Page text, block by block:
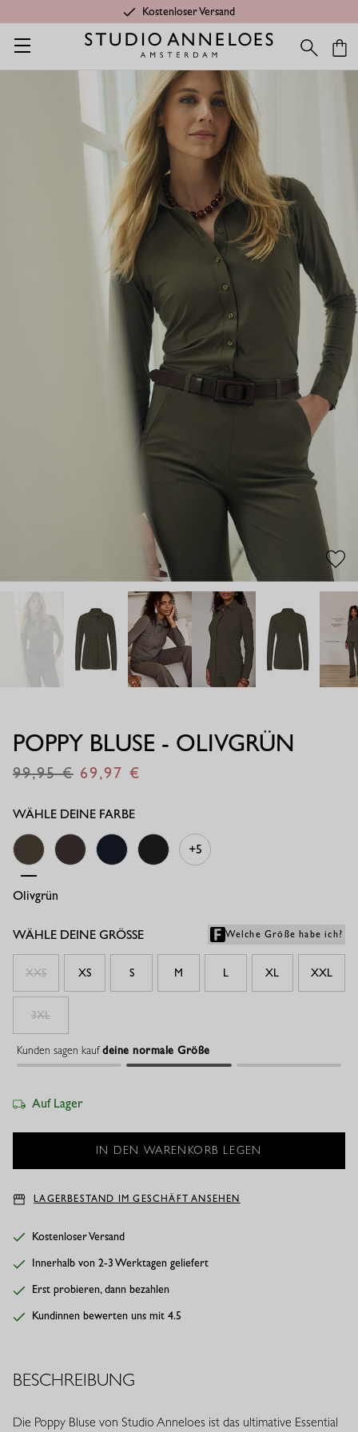
Kostenloser Versand
Startseite Kleidung aus Travelstoff Poppy Bluse - Olivgrün
POPPY BLUSE - OLIVGRÜN
99,95 69,97
WÄHLE DEINE FARBE
OlivgrünEspresso
+5
WÄHLE DEINE GRÖSSE Welche Größe habe ich?
XXS XS S M L XL XXL
3XL
Kunden sagen kaufdeine normale Größe
Auf Lager
LAGERBESTAND IM GESCHÄFT ANSEHEN
Kostenloser Versand
Innerhalb von 2-3 Werktagen geliefert
Erst probieren, dann bezahlen
Kundinnen bewerten uns mit 4.5
BESCHREIBUNG
Die Poppy Bluse von Studio Anneloes ist das ultimative Essential